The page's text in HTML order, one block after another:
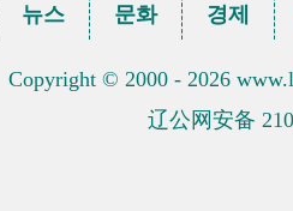
뉴스 문화 경제
Copyright © 2000 - 2026
辽公网安备